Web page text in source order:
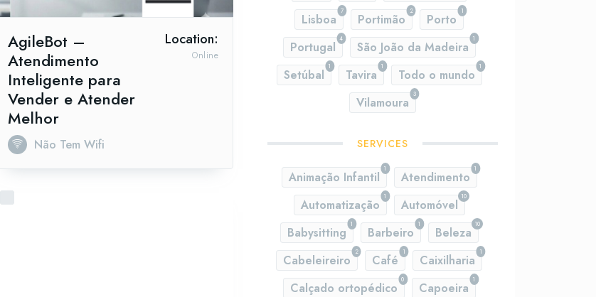
AgileBot –
Atendimento
Inteligente para
Vender e Atender
Melhor
Não Tem Wifi
Location:
Online
7
Lisboa
2
Portimão
1
Porto
4
Portugal
1
São João da Madeira
1
Setúbal
1
Tavira
1
Todo o mundo
3
Vilamoura
SERVICES
1
Animação Infantil
1
Atendimento
1
Automatização
10
Automóvel
1
Babysitting
1
Barbeiro
10
Beleza
2
Cabeleireiro
1
Café
1
Caixilharia
0
Calçado ortopédico
1
Capoeira